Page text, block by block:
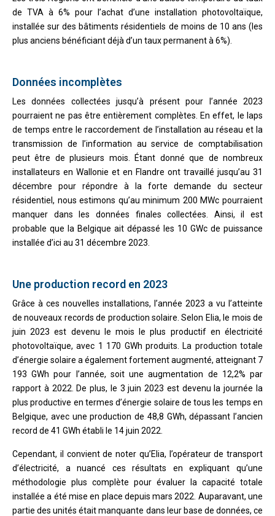
de TVA à 6% pour l’achat d’une installation photovoltaïque,
installée sur des bâtiments résidentiels de moins de 10 ans (les
plus anciens bénéficiant déjà d’un taux permanent à 6%).
Données incomplètes
Les données collectées jusqu’à présent pour l’année 2023
pourraient ne pas être entièrement complètes. En effet, le laps
de temps entre le raccordement de l’installation au réseau et la
transmission de l’information au service de comptabilisation
peut être de plusieurs mois. Étant donné que de nombreux
installateurs en Wallonie et en Flandre ont travaillé jusqu’au 31
décembre pour répondre à la forte demande du secteur
résidentiel, nous estimons qu’au minimum 200 MWc pourraient
manquer dans les données finales collectées. Ainsi, il est
probable que la Belgique ait dépassé les 10 GWc de puissance
installée d’ici au 31 décembre 2023.
Une production record en 2023
Grâce à ces nouvelles installations, l’année 2023 a vu l’atteinte
de nouveaux records de production solaire. Selon Elia, le mois de
juin 2023 est devenu le mois le plus productif en électricité
photovoltaïque, avec 1 170 GWh produits. La production totale
d’énergie solaire a également fortement augmenté, atteignant 7
193 GWh pour l’année, soit une augmentation de 12,2% par
rapport à 2022. De plus, le 3 juin 2023 est devenu la journée la
plus productive en termes d’énergie solaire de tous les temps en
Belgique, avec une production de 48,8 GWh, dépassant l’ancien
record de 41 GWh établi le 14 juin 2022.
Cependant, il convient de noter qu’Elia, l’opérateur de transport
d’électricité, a nuancé ces résultats en expliquant qu’une
méthodologie plus complète pour évaluer la capacité totale
installée a été mise en place depuis mars 2022. Auparavant, une
partie des unités était manquante dans leur base de données, ce